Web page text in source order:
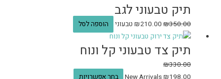
תיק טבעוני לגב
₪350.00
₪210.00 טבעוני הוספה לסל
תיק צד טבעוני קל ונוח
₪330.00
₪198.00
New Arrivals בחר אפשרויות